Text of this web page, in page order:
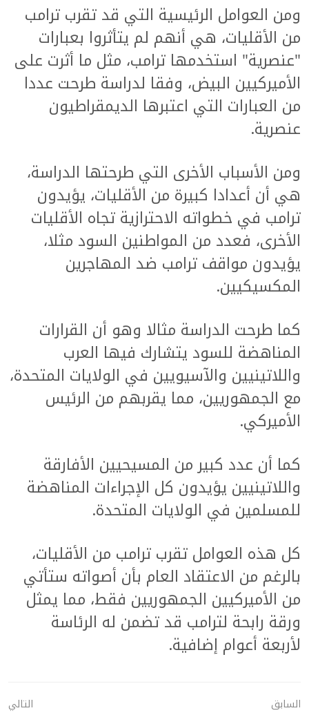
ومن العوامل الرئيسية التي قد تقرب ترامب
من الأقليات، هي أنهم لم يتأثروا بعبارات
"عنصرية" استخدمها ترامب، مثل ما أثرت على
الأميركيين البيض، وفقا لدراسة طرحت عددا
من العبارات التي اعتبرها الديمقراطيون
عنصرية.
ومن الأسباب الأخرى التي طرحتها الدراسة،
هي أن أعدادا كبيرة من الأقليات، يؤيدون
ترامب في خطواته الاحترازية تجاه الأقليات
الأخرى، فعدد من المواطنين السود مثلا،
يؤيدون مواقف ترامب ضد المهاجرين
المكسيكيين.
كما طرحت الدراسة مثالا وهو أن القرارات
المناهضة للسود يتشارك فيها العرب
واللاتينيين والآسيويين في الولايات المتحدة،
مع الجمهوريين، مما يقربهم من الرئيس
الأميركي.
كما أن عدد كبير من المسيحيين الأفارقة
واللاتينيين يؤيدون كل الإجراءات المناهضة
للمسلمين في الولايات المتحدة.
كل هذه العوامل تقرب ترامب من الأقليات،
بالرغم من الاعتقاد العام بأن أصواته ستأتي
من الأميركيين الجمهوريين فقط، مما يمثل
ورقة رابحة لترامب قد تضمن له الرئاسة
لأربعة أعوام إضافية.
السابق
التالي